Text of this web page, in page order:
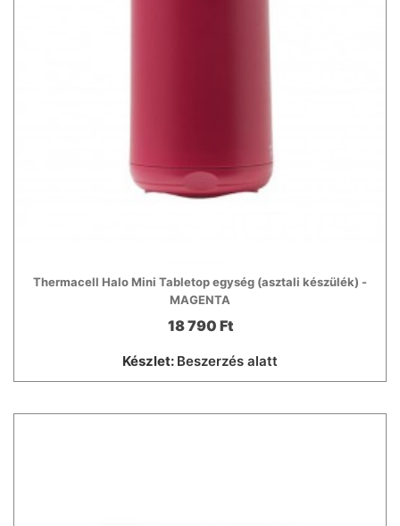
Thermacell Halo Mini Tabletop egység (asztali készülék) -
MAGENTA
18 790 Ft
Készlet: Beszerzés alatt